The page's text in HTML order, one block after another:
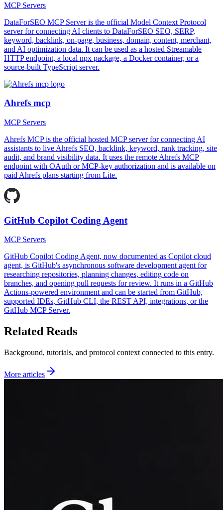
MCP Servers
DataForSEO MCP Server is the official Model Context Protocol
server for connecting AI clients to DataForSEO SEO, SERP,
keyword, backlink, on-page, business, domain, content, merchant,
and AI optimization data. It can be used as a hosted Streamable
HTTP endpoint, a local npx package, a Docker container, or a
source-built TypeScript server.
Ahrefs mcp
MCP Servers
Ahrefs MCP is the official hosted MCP server for connecting AI
assistants to live Ahrefs SEO, backlink, keyword, rank tracking, site
audit, and brand visibility data. It uses the remote Ahrefs MCP
endpoint with OAuth or MCP-key authorization and is available on
paid Ahrefs plans starting from Lite.
GitHub Copilot Coding Agent
MCP Servers
GitHub Copilot Coding Agent, now documented as Copilot cloud
agent, is GitHub's asynchronous software development agent for
researching repositories, planning changes, editing code on
branches, and opening pull requests for review. It runs in a GitHub
Actions-powered environment and can be started from GitHub,
supported IDEs, GitHub CLI, the REST API, integrations, or the
GitHub MCP Server.
Related Reads
Background, tutorials, and protocol context connected to this entry.
More articles